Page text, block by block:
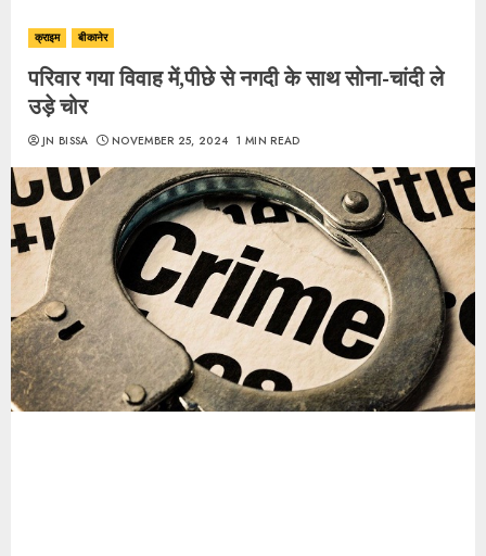
क्राइम बीकानेर
परिवार गया विवाह में,पीछे से नगदी के साथ सोना-चांदी ले
उड़े चोर
JN BISSA NOVEMBER 25, 2024 1 MIN READ